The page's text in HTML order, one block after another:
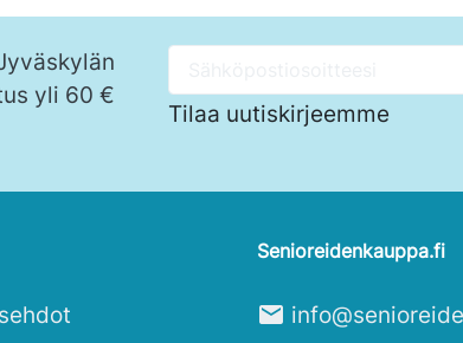
yli 60 €
Tilaa uutiskirjeemme
Senioreidenkauppa.fi
mail